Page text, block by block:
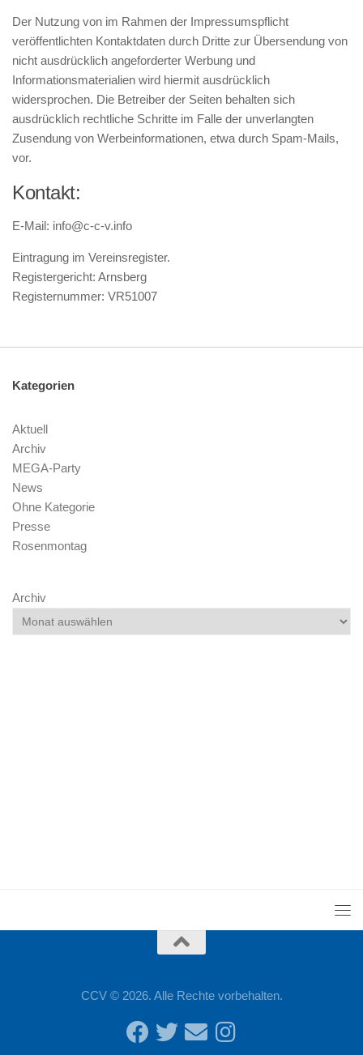
Der Nutzung von im Rahmen der Impressumspflicht
veröffentlichten Kontaktdaten durch Dritte zur Übersendung von
nicht ausdrücklich angeforderter Werbung und
Informationsmaterialien wird hiermit ausdrücklich
widersprochen. Die Betreiber der Seiten behalten sich
ausdrücklich rechtliche Schritte im Falle der unverlangten
Zusendung von Werbeinformationen, etwa durch Spam-Mails,
vor.
Kontakt:
E-Mail: info@c-c-v.info
Eintragung im Vereinsregister.
Registergericht: Arnsberg
Registernummer: VR51007
Kategorien
Aktuell
Archiv
MEGA-Party
News
Ohne Kategorie
Presse
Rosenmontag
Archiv
CCV © 2026. Alle Rechte vorbehalten.